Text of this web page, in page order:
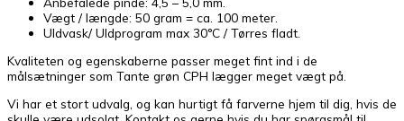
Vægt / længde: 50 gram = ca. 100 meter.
Uldvask/ Uldprogram max 30°C / Tørres fladt.
Kvaliteten og egenskaberne passer meget fint ind i de
målsætninger som Tante grøn CPH lægger meget vægt på.
Vi har et stort udvalg, og kan hurtigt få farverne hjem til dig, hvis de